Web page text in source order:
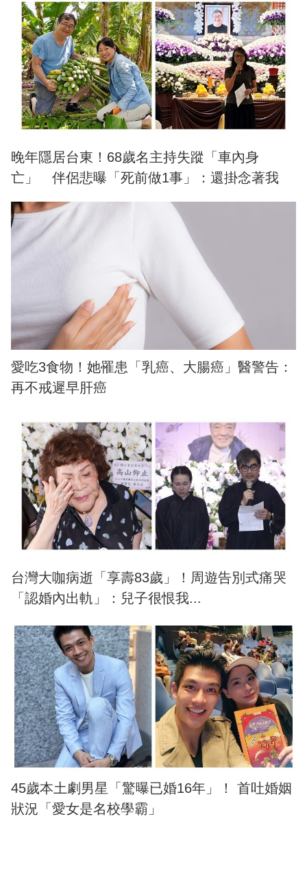
晚年隱居台東！68歲名主持失蹤「車內身
亡」 伴侶悲曝「死前做1事」：還掛念著我
愛吃3食物！她罹患「乳癌、大腸癌」醫警告：
再不戒遲早肝癌
台灣大咖病逝「享壽83歲」！周遊告別式痛哭
「認婚內出軌」：兒子很恨我...
45歲本土劇男星「驚曝已婚16年」！ 首吐婚姻
狀況「愛女是名校學霸」